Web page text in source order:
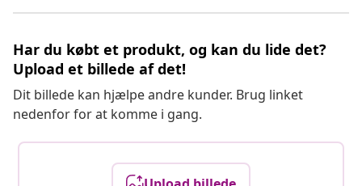
Har du købt et produkt, og kan du lide det?
Upload et billede af det!
Dit billede kan hjælpe andre kunder. Brug linket
nedenfor for at komme i gang.